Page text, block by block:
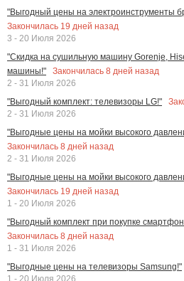
"Выгодный цены на электроинструменты
Закончилась 19 дней назад
3 - 20 Июля 2026
"Скидка на сушильную машину Gorenje,
машины!"
Закончилась 8 дней назад
2 - 31 Июля 2026
"Выгодный комплект: телевизоры LG!"
2 - 31 Июля 2026
"Выгодные цены на мойки высокого
Закончилась 8 дней назад
2 - 31 Июля 2026
"Выгодные цены на мойки высокого
Закончилась 19 дней назад
1 - 20 Июля 2026
"Выгодный комплект при покупке
Закончилась 8 дней назад
1 - 31 Июля 2026
"Выгодные цены на телевизоры Samsung!"
1 - 20 Июля 2026